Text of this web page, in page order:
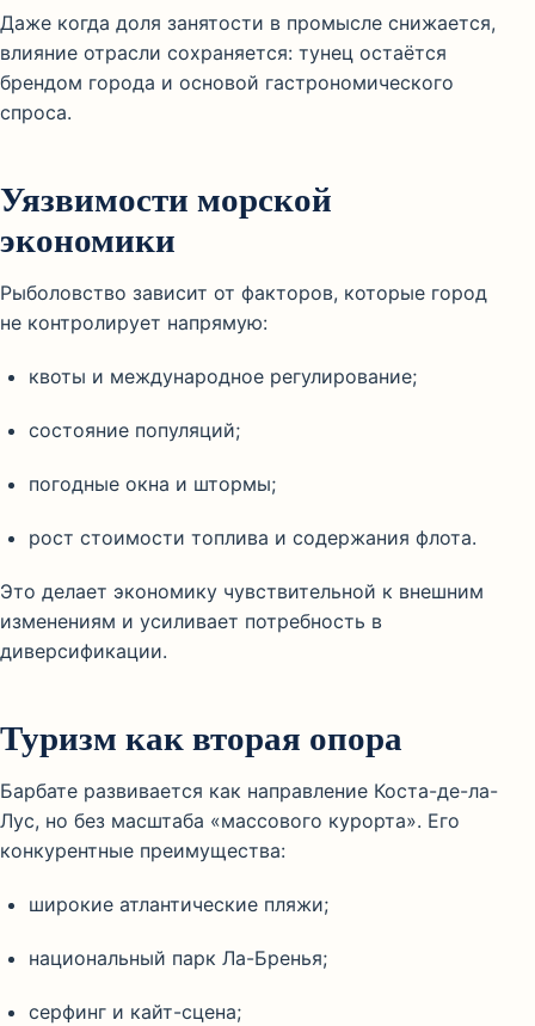
Даже когда доля занятости в промысле снижается,
влияние отрасли сохраняется: тунец остаётся
брендом города и основой гастрономического
спроса.
Уязвимости морской
экономики
Рыболовство зависит от факторов, которые город
не контролирует напрямую:
квоты и международное регулирование;
состояние популяций;
погодные окна и штормы;
рост стоимости топлива и содержания флота.
Это делает экономику чувствительной к внешним
изменениям и усиливает потребность в
диверсификации.
Туризм как вторая опора
Барбате развивается как направление Коста-де-ла-
Лус, но без масштаба «массового курорта». Его
конкурентные преимущества:
широкие атлантические пляжи;
национальный парк Ла-Бренья;
серфинг и кайт-сцена;